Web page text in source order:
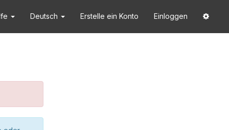
Deutsch Erstelle ein Konto Einloggen